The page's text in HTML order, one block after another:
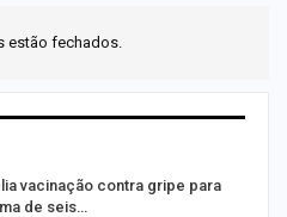
estão fechados.
vacinação contra gripe para
de seis…